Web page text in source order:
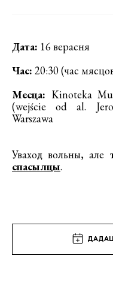
Дата: 16 верасня
Час: 20:30 (час
Месца: Kinoteka
(wejście od al.
Warszawa
Уваход вольны, але
спасылцы.